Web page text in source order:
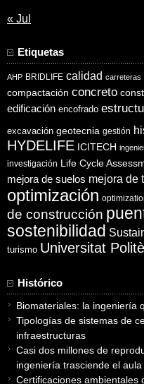
« Jul
Etiquetas
AHP BRIDLIFE calidad carreteras
compactación concreto
edificación encofrado
excavación geotecnia gestión
HYDELIFE ICITECH
investigación Life Cycle
mejora de suelos mejora de
optimización
de construcción
sostenibilidad
turismo Universitat
Histórico
Biomateriales: la ingeniería
Tipologías de sistemas de
infraestructuras
Casi dos millones de
ingeniería trasciende el aula
Certificaciones ambientales